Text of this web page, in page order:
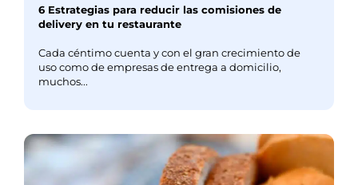
6 Estrategias para reducir las comisiones de
delivery en tu restaurante
Cada céntimo cuenta y con el gran crecimiento de
uso como de empresas de entrega a domicilio,
muchos...